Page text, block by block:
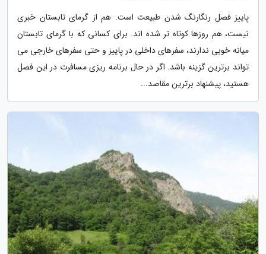
پاییز فصل رنگارنگ شدن طبیعت است. هم از گرمای تابستان خبری
نیست، هم روزها کوتاه تر شده اند. برای کسانی که با گرمای تابستان
میانه خوبی ندارند، سفرهای داخلی در پاییز و حتی سفرهای خارجی می
تواند برترین گزینه باشد. اگر در حال برنامه ریزی مسافرت در این فصل
هستید، پیشنهاد برترین مقاصد...